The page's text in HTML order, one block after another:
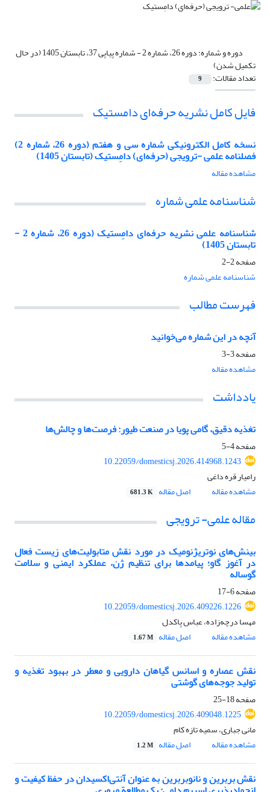
دوره و شماره: دوره 26، شماره 2 - شماره پیاپی 37، تابستان 1405 (در حال
تکمیل شدن)
تعداد مقالات: 9
فایل کامل نشریه حرفه‌ای دامستیک
نسخه کامل الکترونیکی شماره سی‌ و هفتم (دوره 26، شماره 2)
فصلنامه علمی -ترویجی (حرفه‌ای) دامِستیک (تابستان 1405)
مشاهده مقاله
شناسنامه علمی شماره
شناسنامه علمی نشریه حرفه‌ای دامِستیک (دوره 26، شماره 2 -
تابستان 1405)
صفحه2-2
شناسنامه علمی شماره
فهرست مطالب
آنچه در این شماره می‌خوانید
صفحه3-3
مشاهده مقاله
یادداشت
تغذیه دقیق، گامی پویا در صنعت طیور: فرصت‌ها و چالش‌ها
صفحه4-5
10.22059/domesticsj.2026.414968.1243
رامیار قره داغی
مشاهده مقاله
اصل مقاله 681.3 K
مقاله علمی- ترویجی
بینش‌های نوتریژنومیک در مورد نقش متابولیت‌های زیست‌ فعال
در آغوز گاو؛ پیامدها برای تنظیم ژن، عملکرد ایمنی و سلامت
گوساله
صفحه6-17
10.22059/domesticsj.2026.409226.1226
مهسا درچه‌زاده، عباس پاکدل
مشاهده مقاله
اصل مقاله 1.67 M
نقش عصاره و اسانس گیاهان دارویی و معطر در بهبود تغذیه و
تولید جوجه‌های گوشتی
صفحه18-25
10.22059/domesticsj.2026.409048.1225
مانی جباری، سمیه تازه کام
مشاهده مقاله
اصل مقاله 1.2 M
نقش بربرین و نانو‌بربرین به ‌عنوان آنتی‌اکسیدان در حفظ کیفیت و